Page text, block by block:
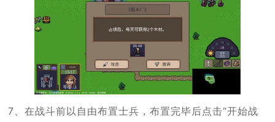
7、在战斗前以自由布置士兵，布置完毕后点击“开始战